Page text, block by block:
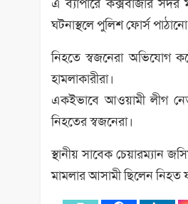
এ ব্যাপারে কক্সবাজার সদর
ঘটনাস্থলে পুলিশ ফোর্স
নিহতে স্বজনেরা অভিযোগ
হামলাকারীরা।
একইভাবে আওয়ামী লীগ
নিহতের স্বজনেরা।
স্থানীয় সাবেক চেয়ারম্যান
মামলার আসামী ছিলেন নিহত